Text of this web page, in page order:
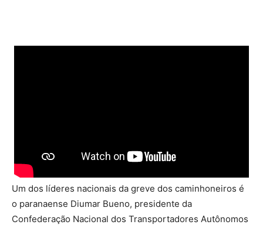
Um dos líderes nacionais da greve dos caminhoneiros é
o paranaense Diumar Bueno, presidente da
Confederação Nacional dos Transportadores Autônomos